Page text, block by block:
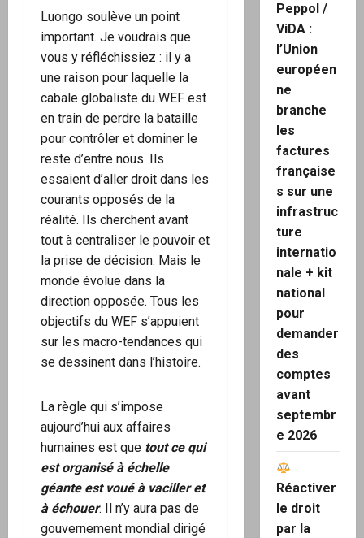
Luongo soulève un point
important. Je voudrais que
vous y réfléchissiez : il y a
une raison pour laquelle la
cabale globaliste du WEF est
en train de perdre la bataille
pour contrôler et dominer le
reste d’entre nous. Ils
essaient d’aller droit dans les
courants opposés de la
réalité. Ils cherchent avant
tout à centraliser le pouvoir et
la prise de décision. Mais le
monde évolue dans la
direction opposée. Tous les
objectifs du WEF s’appuient
sur les macro-tendances qui
se dessinent dans l’histoire.
La règle qui s’impose
aujourd’hui aux affaires
humaines est que tout ce qui
est organisé à échelle
géante est voué à vaciller et
à échouer. Il n’y aura pas de
gouvernement mondial dirigé
Peppol /
ViDA :
l’Union
européen
ne
branche
les
factures
française
s sur une
infrastruc
ture
internatio
nale + kit
national
pour
demander
des
comptes
avant
septembr
e 2026
Réactiver
le droit
par la